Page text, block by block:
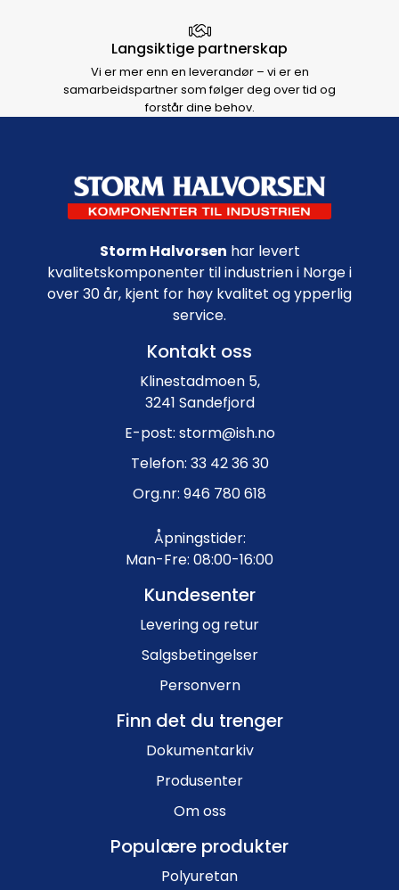
Langsiktige partnerskap
Vi er mer enn en leverandør – vi er en
samarbeidspartner som følger deg over tid og
forstår dine behov.
Footer navigation
Storm Halvorsen har levert
kvalitetskomponenter til industrien i Norge i
over 30 år, kjent for høy kvalitet og ypperlig
service.
Kontakt oss
Klinestadmoen 5,
3241 Sandefjord
E-post: storm@ish.no
Telefon: 33 42 36 30
Org.nr: 946 780 618
Åpningstider:
Man-Fre: 08:00-16:00
Kundesenter
Levering og retur
Salgsbetingelser
Personvern
Finn det du trenger
Dokumentarkiv
Produsenter
Om oss
Populære produkter
Polyuretan